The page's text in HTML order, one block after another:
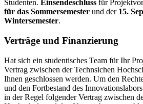
Studenten. Einsendeschluss für
für das Sommersemester und der 15.
Wintersemester.
Verträge und Finanzierung
Hat sich ein studentisches Team für Ihr
Vertrag zwischen der Technsichen
Ihnen geschlossen werden. Um den
und den Fortbestand des
in der Regel folgender Vertrag zwischen